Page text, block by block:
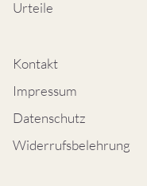
Urteile
Kontakt
Impressum
Datenschutz
Widerrufsbelehrung